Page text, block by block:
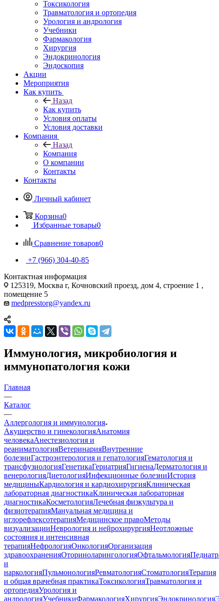
Токсикология
Травматология и ортопедия
Урология и андрология
Учебники
Фармакология
Хирургия
Эндокринология
Эндоскопия
Акции
Мероприятия
Как купить
Назад
Как купить
Условия оплаты
Условия доставки
Компания
Назад
Компания
О компании
Контакты
Контакты
Личный кабинет
Корзина0
Избранные товары0
Сравнение товаров0
+7 (966) 304-40-85
Контактная информация
125319, Москва г, Кочновский проезд, дом 4, строение 1 ,
помещение 5
medpresstorg@yandex.ru
Иммунология, микробиология и
иммунопатология кожи
Главная
—
Каталог
—
Аллергология и иммунология
Акушерство и гинекологияАнатомия
человекаАнестезиология и
реаниматологияВетеринарияВнутренние
болезниГастроэнтерология и гепатологияГематология и
трансфузиологияГенетикаГериатрияГигиенаДерматология и
венерологияДиетологияИнфекционные болезниИстория
медициныКардиология и кардиохирургияКлиническая
лабораторная диагностикаКлиническая лабораторная
диагностикаКосметологияЛечебная физкультура и
физиотерапияМануальная медицина и
иглорефлексотерапияМедицинское правоМетоды
визуализацииНеврология и нейрохирургияНеотложные
состояния и интенсивная
терапияНефрологияОнкологияОрганизация
здравоохраненияОториноларингологияОфтальмология
и
наркологияПульмонологияРевматологияСтоматологияТерапия
и общая врачебная практикаТоксикологияТравматология и
ортопедияУрология и
андрологияУчебникиФармакологияХирургияЭндокринология